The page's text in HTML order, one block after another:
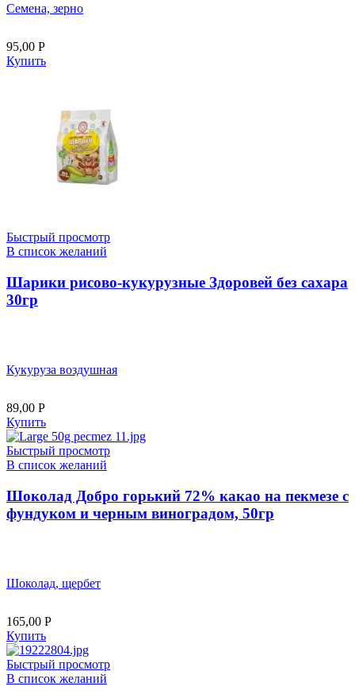
Семена, зерно
95,00 Р
Купить
Быстрый просмотр
В список желаний
Шарики рисово-кукурузные Здоровей без сахара
30гр
Кукуруза воздушная
89,00 Р
Купить
Быстрый просмотр
В список желаний
Шоколад Добро горький 72% какао на пекмезе с
фундуком и черным виноградом, 50гр
Шоколад, щербет
165,00 Р
Купить
Быстрый просмотр
В список желаний